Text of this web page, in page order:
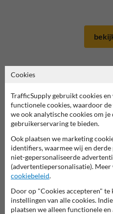
deze informatie printen
Scheepvaartbord.nl
Cookies
TrafficSupply gebruikt cookies
functionele cookies, waardoor
we ook analytische cookies om je
gebruikerservaring te bieden.
Ook plaatsen we marketing
identifiers, waarmee wij en
niet-gepersonaliseerde
(advertentiepersonalisatie). Meer
cookiebeleid.
Door op "Cookies accepteren" te
instellingen van alle cookies.
plaatsen we alleen functionele